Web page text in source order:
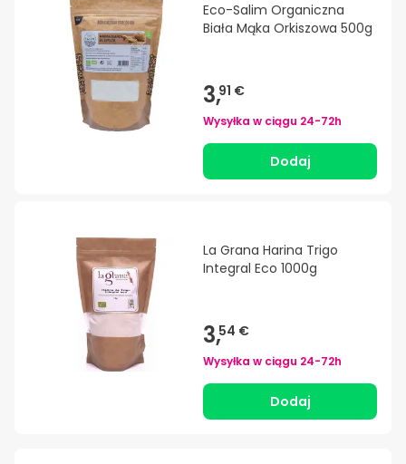
Eco-Salim Organiczna
Biała Mąka Orkiszowa 500g
3,91 €
Wysyłka w ciągu 24-72h
Dodaj
La Grana Harina Trigo
Integral Eco 1000g
3,54 €
Wysyłka w ciągu 24-72h
Dodaj